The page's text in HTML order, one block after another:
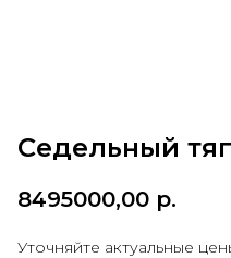
Седельный
8495000,00 р.
Уточняйте актуальные